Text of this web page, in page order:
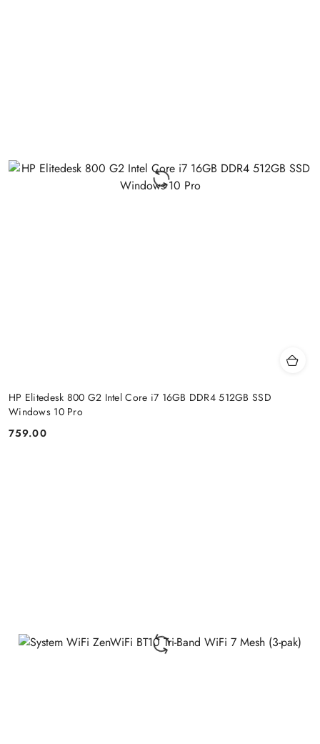
HP Elitedesk 800 G2 Intel Core i7 16GB DDR4 512GB SSD
Windows 10 Pro
Price:
759.00